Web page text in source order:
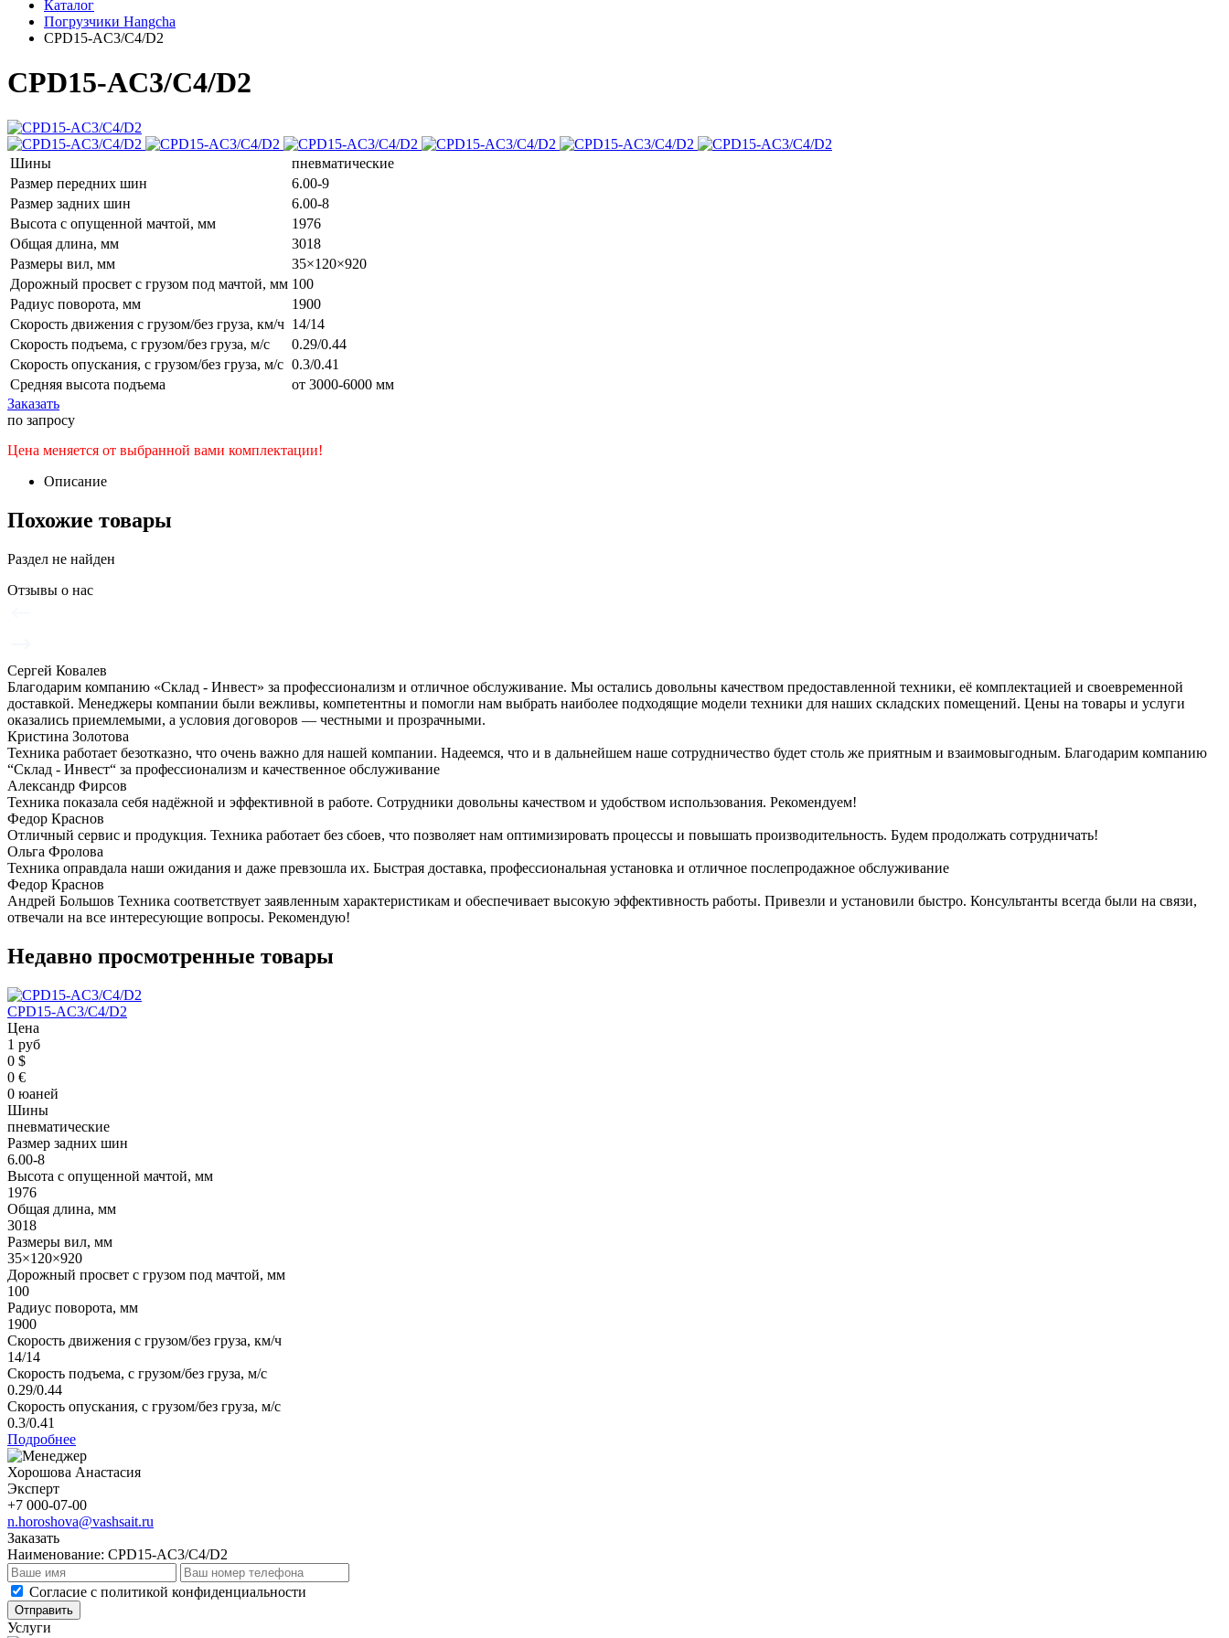
Каталог
Погрузчики Hangcha
CPD15-AC3/C4/D2
CPD15-AC3/C4/D2
Шины
пневматические
Размер передних шин
6.00-9
Размер задних шин
6.00-8
Высота с опущенной мачтой, мм
1976
Общая длина, мм
3018
Размеры вил, мм
35×120×920
Дорожный просвет с грузом под мачтой, мм 100
Радиус поворота, мм
1900
Скорость движения с грузом/без груза, км/ч 14/14
Скорость подъема, с грузом/без груза, м/с
0.29/0.44
Скорость опускания, с грузом/без груза, м/с 0.3/0.41
Средняя высота подъема
от 3000-6000 мм
Заказать
по запросу
Цена меняется от выбранной вами комплектации!
Описание
Похожие товары
Раздел не найден
Отзывы о нас
Сергей Ковалев
Благодарим компанию «Склад - Инвест» за профессионализм и отличное обслуживание. Мы остались довольны качеством предоставленной техники, её комплектацией и своевременной
доставкой. Менеджеры компании были вежливы, компетентны и помогли нам выбрать наиболее подходящие модели техники для наших складских помещений. Цены на товары и услуги
оказались приемлемыми, а условия договоров — честными и прозрачными.
Кристина Золотова
Техника работает безотказно, что очень важно для нашей компании. Надеемся, что и в дальнейшем наше сотрудничество будет столь же приятным и взаимовыгодным. Благодарим компанию
“Склад - Инвест“ за профессионализм и качественное обслуживание
Александр Фирсов
Техника показала себя надёжной и эффективной в работе. Сотрудники довольны качеством и удобством использования. Рекомендуем!
Федор Краснов
Отличный сервис и продукция. Техника работает без сбоев, что позволяет нам оптимизировать процессы и повышать производительность. Будем продолжать сотрудничать!
Ольга Фролова
Техника оправдала наши ожидания и даже превзошла их. Быстрая доставка, профессиональная установка и отличное послепродажное обслуживание
Федор Краснов
Андрей Большов Техника соответствует заявленным характеристикам и обеспечивает высокую эффективность работы. Привезли и установили быстро. Консультанты всегда были на связи,
отвечали на все интересующие вопросы. Рекомендую!
Недавно просмотренные товары
CPD15-AC3/C4/D2
Цена
1 руб
0 $
0 €
0 юаней
Шины
пневматические
Размер задних шин
6.00-8
Высота с опущенной мачтой, мм
1976
Общая длина, мм
3018
Размеры вил, мм
35×120×920
Дорожный просвет с грузом под мачтой, мм
100
Радиус поворота, мм
1900
Скорость движения с грузом/без груза, км/ч
14/14
Скорость подъема, с грузом/без груза, м/с
0.29/0.44
Скорость опускания, с грузом/без груза, м/с
0.3/0.41
Подробнее
Хорошова Анастасия
Эксперт
+7 000-07-00
n.horoshova@vashsait.ru
Заказать
Наименование: CPD15-AC3/C4/D2
Cогласие с политикой конфиденциальности
Отправить
Услуги